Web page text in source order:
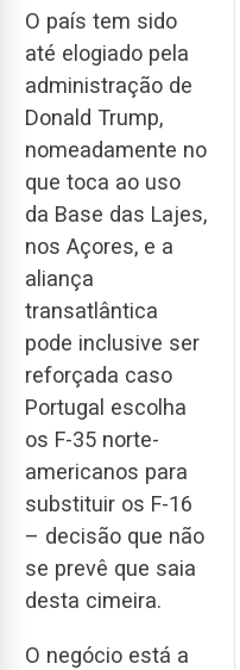
O país tem sido
até elogiado pela
administração de
Donald Trump,
nomeadamente no
que toca ao uso
da Base das Lajes,
nos Açores, e a
aliança
transatlântica
pode inclusive ser
reforçada caso
Portugal escolha
os F-35 norte-
americanos para
substituir os F-16
– decisão que não
se prevê que saia
desta cimeira.
O negócio está a